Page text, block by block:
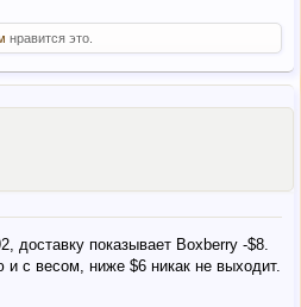
нравится это.
доставку показывает Boxberry -$8.
и с весом, ниже $6 никак не выходит.